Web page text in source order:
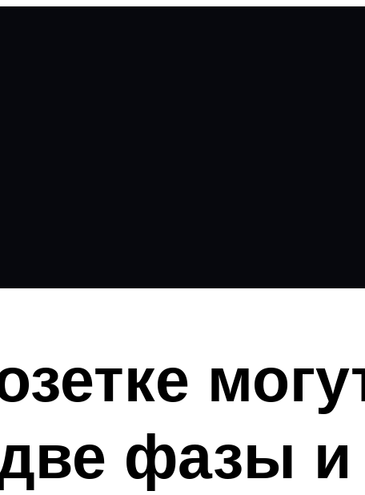
фазы и